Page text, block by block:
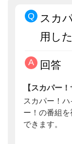
スカ
用し
回答
【スカパー
スカパー！
ー！の番組
できます。